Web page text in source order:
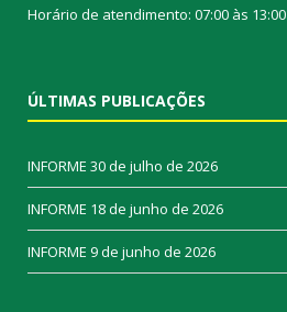
Horário de atendimento: 07:00 às 13:00
ÚLTIMAS PUBLICAÇÕES
INFORME 30 de julho de 2026
INFORME 18 de junho de 2026
INFORME 9 de junho de 2026